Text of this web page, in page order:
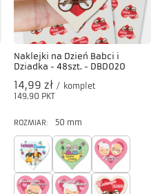
Naklejki na Dzień Babci i
Dziadka - 48szt. - DBD020
14,99 zł / komplet
149.90 PKT
ROZMIAR: 50 mm